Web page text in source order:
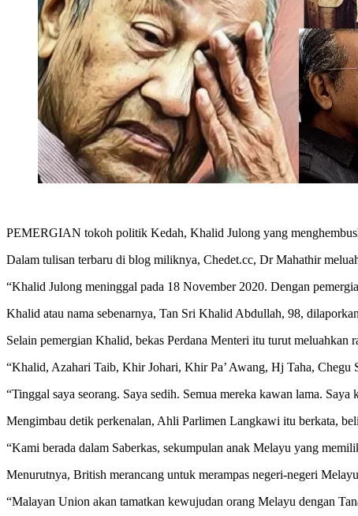
PEMERGIAN tokoh politik Kedah, Khalid Julong yang
Dalam tulisan terbaru di blog miliknya, Chedet.cc, Dr Mahathir
“Khalid Julong meninggal pada 18 November 2020. Dengan
Khalid atau nama sebenarnya, Tan Sri Khalid Abdullah, 98,
Selain pemergian Khalid, bekas Perdana Menteri itu turut meluahkan
“Khalid, Azahari Taib, Khir Johari, Khir Pa’ Awang, Hj Taha, Chegu
“Tinggal saya seorang. Saya sedih. Semua mereka kawan lama. Saya
Mengimbau detik perkenalan, Ahli Parlimen Langkawi itu berkata,
“Kami berada dalam Saberkas, sekumpulan anak Melayu yang
Menurutnya, British merancang untuk merampas negeri-negeri
“Malayan Union akan tamatkan kewujudan orang Melayu dengan